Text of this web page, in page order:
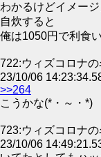
わかるけどイメー
自炊すると
俺は1050円で利食
722:ウィズコロナ
23/10/06
>>264
こうかな(*・～・*)
723:ウィズコロナ
23/10/06